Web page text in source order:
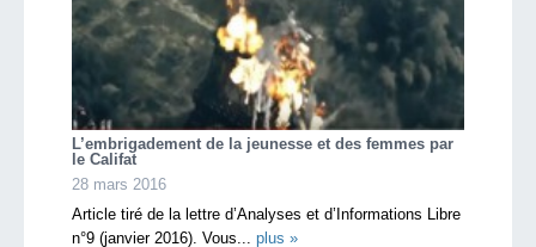
L’embrigadement de la jeunesse et des femmes par
le Califat
28 mars 2016
Article tiré de la lettre d’Analyses et d’Informations Libre
n°9 (janvier 2016). Vous... plus »